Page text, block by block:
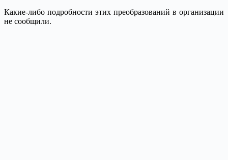
Какие-либо подробности этих преобразований в организации
не сообщили.